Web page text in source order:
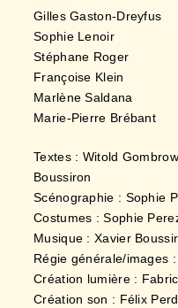
Gilles Gaston-Dreyfus
Sophie Lenoir
Stéphane Roger
Françoise Klein
Marlène Saldana
Marie-Pierre Brébant
Textes : Witold
Boussiron
Scénographie : Sophie
Costumes : Sophie
Musique : Xavier
Régie générale/images
Création lumière :
Création son : Félix